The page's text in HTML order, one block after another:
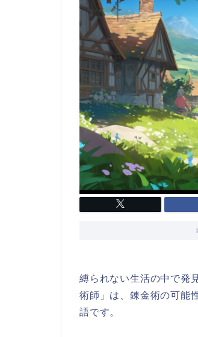
縛られない生活の中で発
術師」は、錬金術の可能
語です。